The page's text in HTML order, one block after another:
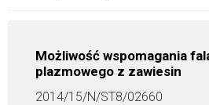
Możliwość wspomagania
plazmowego z zawiesin
2014/15/N/ST8/02660